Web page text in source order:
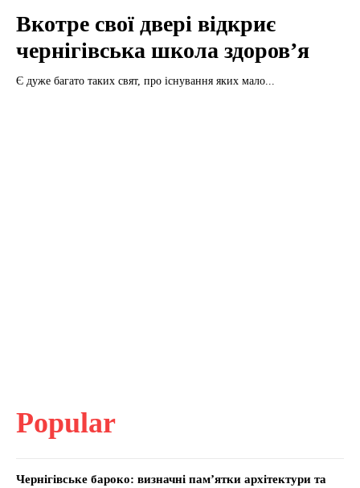
Вкотре свої двері відкриє
чернігівська школа здоров’я
Є дуже багато таких свят, про існування яких мало...
Popular
Чернігівське бароко: визначні пам’ятки архітектури та